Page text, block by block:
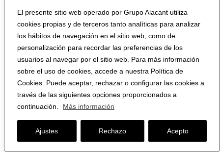
El presente sitio web operado por Grupo Alacant utiliza
cookies propias y de terceros tanto analíticas para analizar
los hábitos de navegación en el sitio web, como de
personalización para recordar las preferencias de los
usuarios al navegar por el sitio web. Para más información
sobre el uso de cookies, accede a nuestra Política de
Cookies. Puede aceptar, rechazar o configurar las cookies a
través de las siguientes opciones proporcionados a
continuación.
Más información
Ajustes Rechazo Acepto